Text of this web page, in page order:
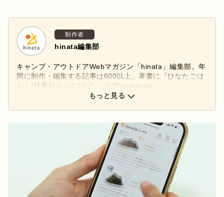
制作者
hinata編集部
キャンプ・アウトドアWebマガジン「hinata」編集部。年
間に制作・編集する記事は600以上。著書に『ひなたごは
ん』(扶桑社ムック)など。 公式Instagram：
もっと見る